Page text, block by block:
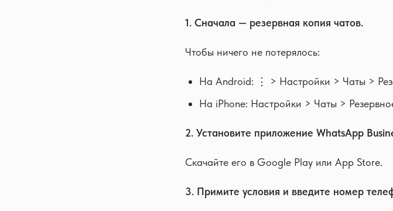
1. Сначала — резервная копия чатов.
Чтобы ничего не потерялось:
На Android: ⋮ > Настройки > Чаты >
На iPhone: Настройки > Чаты >
2. Установите приложение WhatsApp
Скачайте его в Google Play или App Store.
3. Примите условия и введите номер